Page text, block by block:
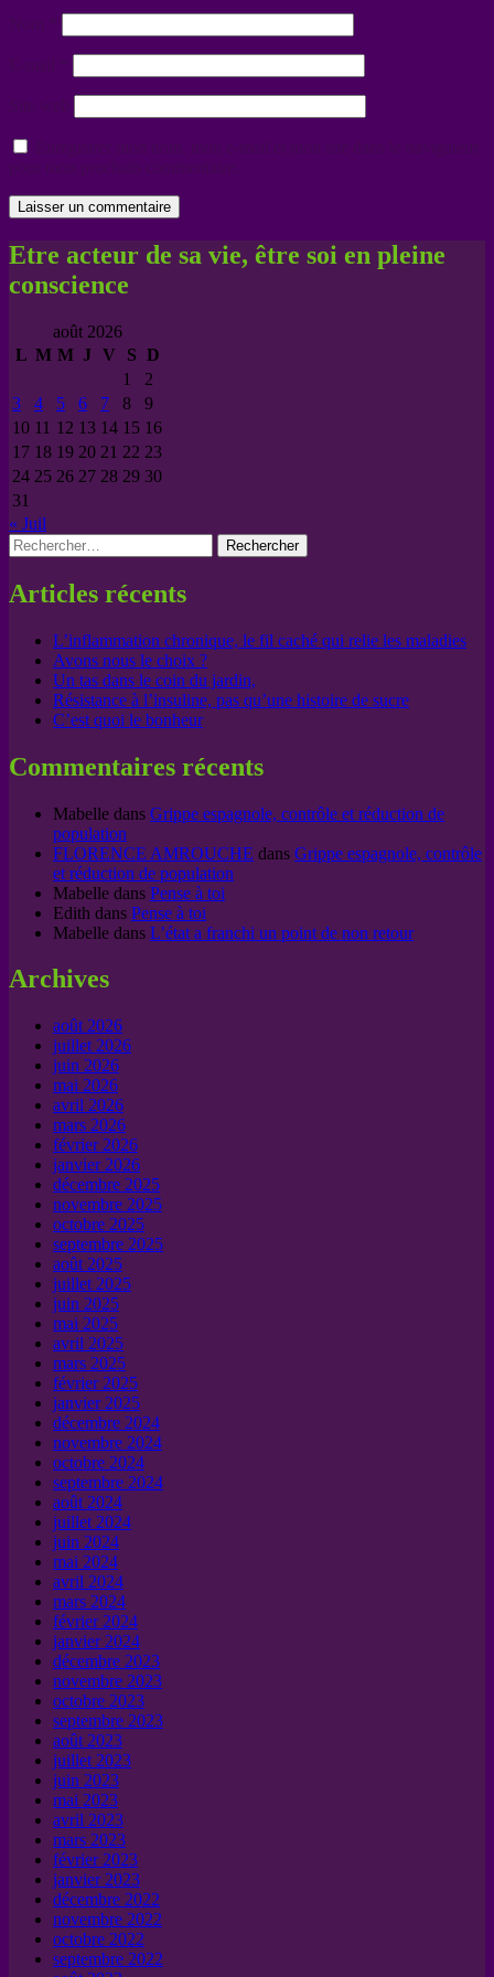
Etre acteur de sa vie, être soi en pleine
conscience
août 2026
L M M J V S D
1
2
3
4 5 6 7 8
9
10 11 12 13 14 15 16
17 18 19 20 21 22 23
24 25 26 27 28 29 30
31
« Juil
Rechercher :
Articles récents
L’inflammation chronique, le fil caché qui relie les maladies
Avons nous le choix ?
Un tas dans le coin du jardin,
Résistance à l’insuline, pas qu’une histoire de sucre
C’est quoi le bonheur
Commentaires récents
Mabelle dans Grippe espagnole, contrôle et réduction de
population
FLORENCE AMROUCHE dans Grippe espagnole, contrôle
et réduction de population
Mabelle dans Pense à toi
Edith dans Pense à toi
Mabelle dans L’état a franchi un point de non retour
Archives
août 2026
juillet 2026
juin 2026
mai 2026
avril 2026
mars 2026
février 2026
janvier 2026
décembre 2025
novembre 2025
octobre 2025
septembre 2025
août 2025
juillet 2025
juin 2025
mai 2025
avril 2025
mars 2025
février 2025
janvier 2025
décembre 2024
novembre 2024
octobre 2024
septembre 2024
août 2024
juillet 2024
juin 2024
mai 2024
avril 2024
mars 2024
février 2024
janvier 2024
décembre 2023
novembre 2023
octobre 2023
septembre 2023
août 2023
juillet 2023
juin 2023
mai 2023
avril 2023
mars 2023
février 2023
janvier 2023
décembre 2022
novembre 2022
octobre 2022
septembre 2022